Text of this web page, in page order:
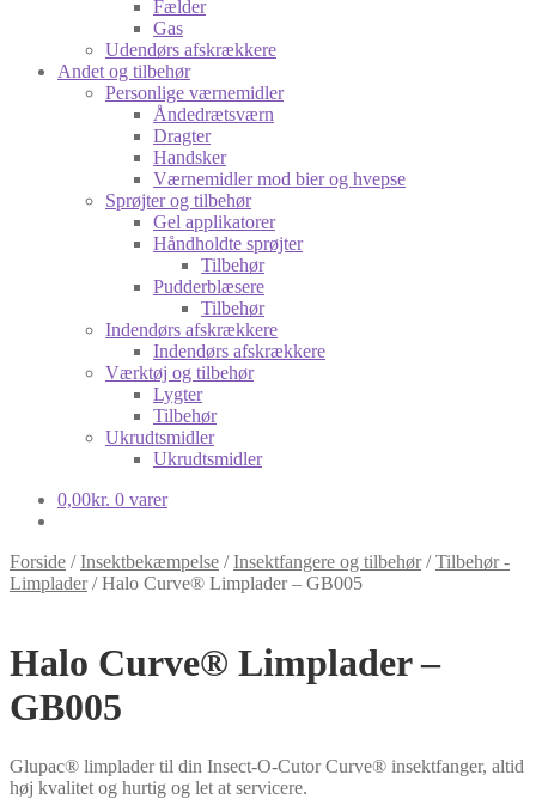
Fælder
Gas
Udendørs afskrækkere
Andet og tilbehør
Personlige værnemidler
Åndedrætsværn
Dragter
Handsker
Værnemidler mod bier og hvepse
Sprøjter og tilbehør
Gel applikatorer
Håndholdte sprøjter
Tilbehør
Pudderblæsere
Tilbehør
Indendørs afskrækkere
Indendørs afskrækkere
Værktøj og tilbehør
Lygter
Tilbehør
Ukrudtsmidler
Ukrudtsmidler
0,00kr. 0 varer
Forside /Insektbekæmpelse /Insektfangere og tilbehør/Tilbehør -
Limplader/Halo Curve® Limplader – GB005
Halo Curve® Limplader –
GB005
Glupac® limplader til din Insect-O-Cutor Curve® insektfanger, altid
høj kvalitet og hurtig og let at servicere.